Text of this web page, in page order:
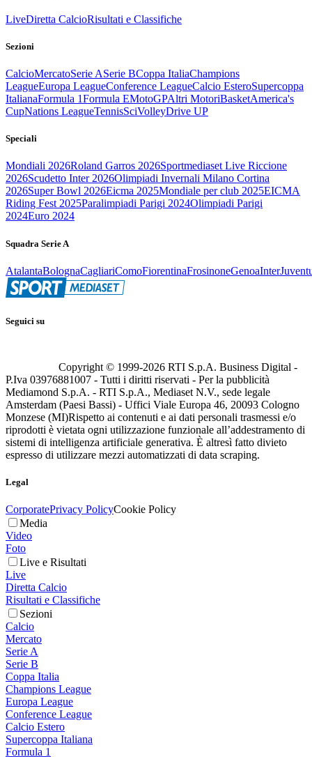
LiveDiretta CalcioRisultati e Classifiche
Sezioni
CalcioMercatoSerie ASerie BCoppa ItaliaChampions
LeagueEuropa LeagueConference LeagueCalcio EsteroSupercoppa
ItalianaFormula 1Formula EMotoGPAltri MotoriBasketAmerica's
CupNations LeagueTennisSciVolleyDrive UP
Speciali
Mondiali 2026Roland Garros 2026Sportmediaset Live Riccione
2026Scudetto Inter 2026Olimpiadi Invernali Milano Cortina
2026Super Bowl 2026Eicma 2025Mondiale per club 2025EICMA
Riding Fest 2025Paralimpiadi Parigi 2024Olimpiadi Parigi
2024Euro 2024
Squadra Serie A
AtalantaBolognaCagliariComoFiorentinaFrosinoneGenoaInter
Seguici su
Copyright © 1999-2026 RTI S.p.A. Business Digital -
P.Iva 03976881007 - Tutti i diritti riservati - Per la pubblicità
Mediamond S.p.A. - RTI S.p.A., Mediaset N.V., sede legale
Amsterdam (Paesi Bassi) - Uffici Viale Europa 46, 20093 Cologno
Monzese (MI)Rispetto ai contenuti e ai dati personali trasmessi e/o
riprodotti è vietata ogni utilizzazione funzionale all’addestramento di
sistemi di intelligenza artificiale generativa. È altresì fatto divieto
espresso di utilizzare mezzi automatizzati di data scraping.
Legal
CorporatePrivacy PolicyCookie Policy
Media
Video
Foto
Live e Risultati
Live
Diretta Calcio
Risultati e Classifiche
Sezioni
Calcio
Mercato
Serie A
Serie B
Coppa Italia
Champions League
Europa League
Conference League
Calcio Estero
Supercoppa Italiana
Formula 1